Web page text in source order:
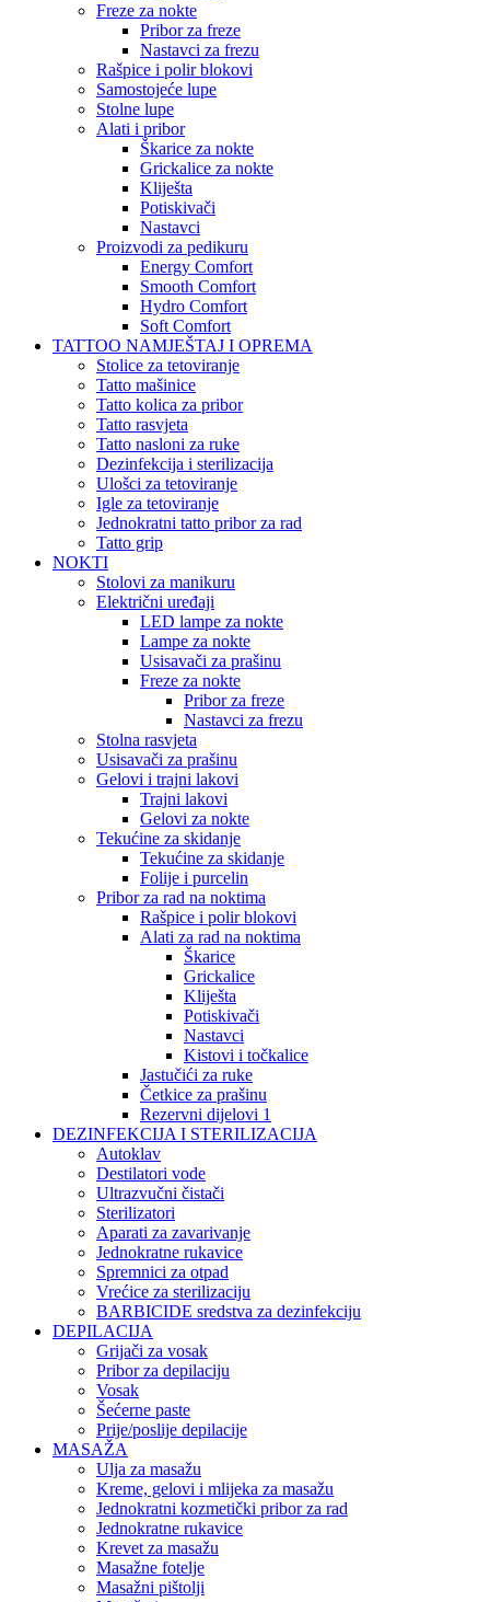
Freze za nokte
Pribor za freze
Nastavci za frezu
Rašpice i polir blokovi
Samostojeće lupe
Stolne lupe
Alati i pribor
Škarice za nokte
Grickalice za nokte
Kliješta
Potiskivači
Nastavci
Proizvodi za pedikuru
Energy Comfort
Smooth Comfort
Hydro Comfort
Soft Comfort
TATTOO NAMJEŠTAJ I OPREMA
Stolice za tetoviranje
Tatto mašinice
Tatto kolica za pribor
Tatto rasvjeta
Tatto nasloni za ruke
Dezinfekcija i sterilizacija
Ulošci za tetoviranje
Igle za tetoviranje
Jednokratni tatto pribor za rad
Tatto grip
NOKTI
Stolovi za manikuru
Električni uređaji
LED lampe za nokte
Lampe za nokte
Usisavači za prašinu
Freze za nokte
Pribor za freze
Nastavci za frezu
Stolna rasvjeta
Usisavači za prašinu
Gelovi i trajni lakovi
Trajni lakovi
Gelovi za nokte
Tekućine za skidanje
Tekućine za skidanje
Folije i purcelin
Pribor za rad na noktima
Rašpice i polir blokovi
Alati za rad na noktima
Škarice
Grickalice
Kliješta
Potiskivači
Nastavci
Kistovi i točkalice
Jastučići za ruke
Četkice za prašinu
Rezervni dijelovi 1
DEZINFEKCIJA I STERILIZACIJA
Autoklav
Destilatori vode
Ultrazvučni čistači
Sterilizatori
Aparati za zavarivanje
Jednokratne rukavice
Spremnici za otpad
Vrećice za sterilizaciju
BARBICIDE sredstva za dezinfekciju
DEPILACIJA
Grijači za vosak
Pribor za depilaciju
Vosak
Šećerne paste
Prije/poslije depilacije
MASAŽA
Ulja za masažu
Kreme, gelovi i mlijeka za masažu
Jednokratni kozmetički pribor za rad
Jednokratne rukavice
Krevet za masažu
Masažne fotelje
Masažni pištolji